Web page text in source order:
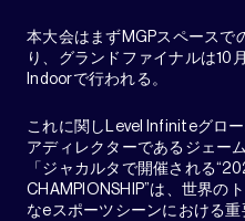
本大会はまずMGPスペースで
り、グランドファイナルは10
Indoorで行われる。
これに関しLevel Infiniteグロ
アディレクターであるジェー
「ジャカルタで開催される
CHAMPIONSHIP”は、世界の
なeスポーツシーンにおける